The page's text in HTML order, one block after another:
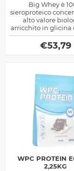
Big Whey è
sieroproteico
alto valore
arricchito in glicina
digestivi,
in EAA completo,
workout
€53,79
WPC PROTEIN
2,25KG